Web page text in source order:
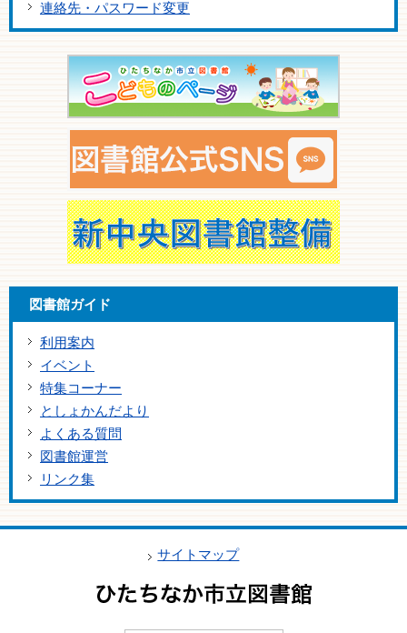
連絡先・パスワード変更
図書館ガイド
利用案内
イベント
特集コーナー
としょかんだより
よくある質問
図書館運営
リンク集
サイトマップ